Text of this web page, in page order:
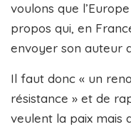
voulons que
propos qui, en
envoyer son auteur
Il faut donc « un
résistance » et de
veulent la paix mais